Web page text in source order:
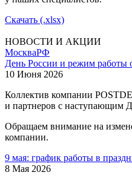
Скачать (.xlsx)
НОВОСТИ И АКЦИИ
МоскваРФ
День России и режим работы
10 Июня 2026
Коллектив компании
и партнеров с наступающим
Обращаем внимание на
компании.
9 мая: график работы в
8 Мая 2026